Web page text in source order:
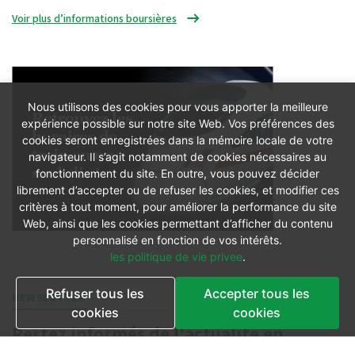
Voir plus d’informations boursières
NEWSLETTER
Restez informés de l'actualité en
Nous utilisons des cookies pour vous apporter la meilleure
expérience possible sur notre site Web. Vos préférences des
cookies seront enregistrées dans la mémoire locale de votre
navigateur. Il s’agit notamment de cookies nécessaires au
fonctionnement du site. En outre, vous pouvez décider
librement d’accepter ou de refuser les cookies, et modifier ces
critères à tout moment, pour améliorer la performance du site
Web, ainsi que les cookies permettant d’afficher du contenu
personnalisé en fonction de vos intérêts.
les politique de vie privee.
Refuser tous les
cookies
Accepter tous les
cookies